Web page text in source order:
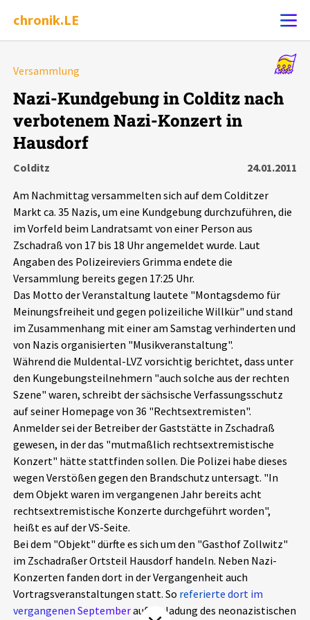
chronik.LE
Chronik
Dossiers
Leipziger Zustände
Schlaglichter
Phänomene
Aktuelles
Alle Beiträge
Veranstaltungen
Pressemitteilungen
Podcasts
Projektbeschreibung
Kontakt
Unterstützer_innen
Spenden
chronik.LE in der Presse
Versammlung
Nazi-Kundgebung in Colditz nach
verbotenem Nazi-Konzert in
Hausdorf
Colditz
24.01.2011
Am Nachmittag versammelten sich auf dem Colditzer
Markt ca. 35 Nazis, um eine Kundgebung durchzuführen, die
im Vorfeld beim Landratsamt von einer Person aus
Zschadraß von 17 bis 18 Uhr angemeldet wurde. Laut
Angaben des Polizeireviers Grimma endete die
Versammlung bereits gegen 17:25 Uhr.
Das Motto der Veranstaltung lautete "Montagsdemo für
Meinungsfreiheit und gegen polizeiliche Willkür" und stand
im Zusammenhang mit einer am Samstag verhinderten und
von Nazis organisierten "Musikveranstaltung".
Während die Muldental-LVZ vorsichtig berichtet, dass unter
den Kungebungsteilnehmern "auch solche aus der rechten
Szene" waren, schreibt der sächsische Verfassungsschutz
auf seiner Homepage von 36 "Rechtsextremisten".
Anmelder sei der Betreiber der Gaststätte in Zschadraß
gewesen, in der das "mutmaßlich rechtsextremistische
Konzert" hätte stattfinden sollen. Die Polizei habe dieses
wegen Verstößen gegen den Brandschutz untersagt. "In
dem Objekt waren im vergangenen Jahr bereits acht
rechtsextremistische Konzerte durchgeführt worden",
heißt es auf der VS-Seite.
Bei dem "Objekt" dürfte es sich um den "Gasthof Zollwitz"
im Zschadraßer Ortsteil Hausdorf handeln. Neben Nazi-
Konzerten fanden dort in der Vergangenheit auch
Vortragsveranstaltungen statt. So referierte dort im
vergangenen Septemberauf Einladung des neonazistischen
Alle Ereignisse
Ereignisse
Ereignisse Statistik
Filter Erklärungen